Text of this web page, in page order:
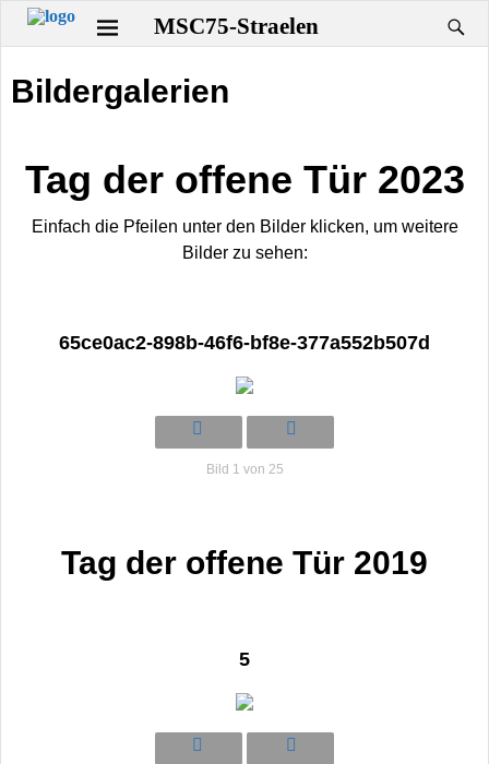
MSC75-Straelen
Startseite →Bildergalerien
Bildergalerien
Tag der offene Tür 2023
Einfach die Pfeilen unter den Bilder klicken, um weitere
Bilder zu sehen:
65ce0ac2-898b-46f6-bf8e-377a552b507d
Bild 1 von 25
Tag der offene Tür 2019
5